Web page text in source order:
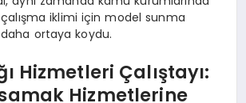
çalışma iklimi için model sunma
ortaya koydu.
Hizmetleri Çalıştayı:
Hizmetlerine